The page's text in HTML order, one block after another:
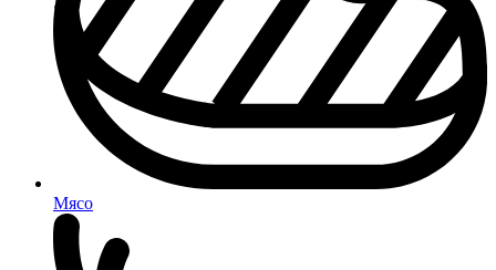
Мясо